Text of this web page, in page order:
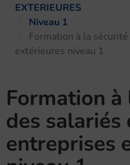
EXTERIEURES
Niveau 1
Formation à la
extérieures niveau 1
Formation
des salariés
entreprises